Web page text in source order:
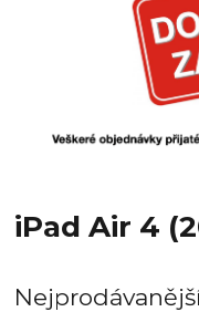
iPad Air 4